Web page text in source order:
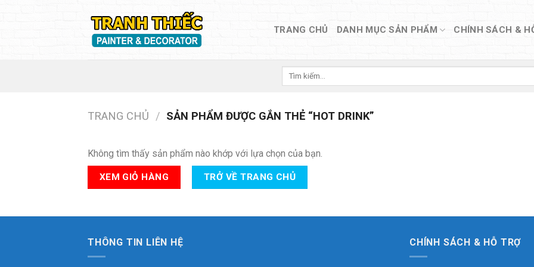
TRANG CHỦ DANH MỤC SẢN PHẨM CHÍNH SÁCH &
Tìm
TRANG CHỦ / SẢN PHẨM ĐƯỢC GẮN THẺ “HOT DRINK”
Không tìm thấy sản phẩm nào khớp với lựa chọn của bạn.
XEM GIỎ HÀNG TRỞ VỀ TRANG CHỦ
THÔNG TIN LIÊN HỆ CHÍNH SÁCH & HỖ TRỢ